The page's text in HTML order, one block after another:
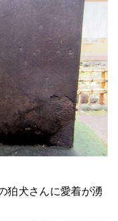
狛犬さんに愛着が湧